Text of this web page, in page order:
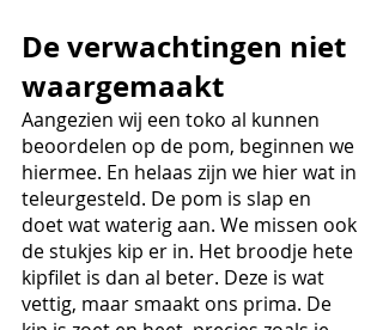
De verwachtingen niet
waargemaakt
Aangezien wij een toko al kunnen
beoordelen op de pom, beginnen we
hiermee. En helaas zijn we hier wat in
teleurgesteld. De pom is slap en
doet wat waterig aan. We missen ook
de stukjes kip er in. Het broodje hete
kipfilet is dan al beter. Deze is wat
vettig, maar smaakt ons prima. De